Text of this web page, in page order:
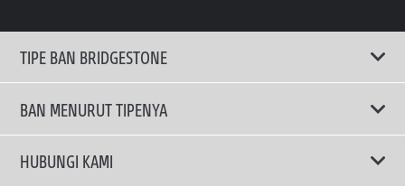
TIPE BAN BRIDGESTONE
BAN MENURUT TIPENYA
Ban ENLITEN
HUBUNGI KAMI